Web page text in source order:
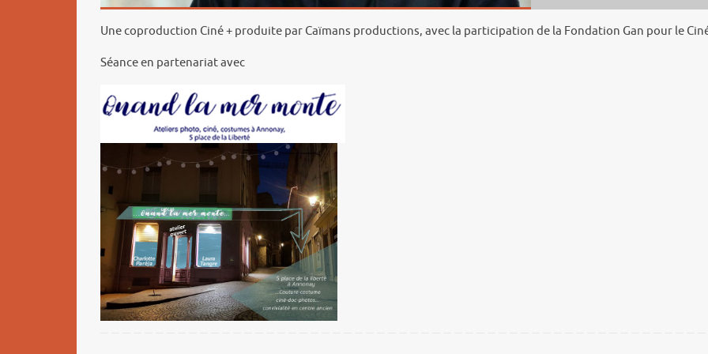
Une coproduction Ciné + produite par Caïmans productions, avec la participation de la Fondation Gan pour le
Séance en partenariat avec